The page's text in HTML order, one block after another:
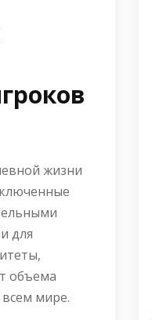
жизни
для
объема
мире.